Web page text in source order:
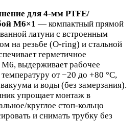
для 4‑мм PTFE/
M6×1 — компактный прямой
латуни с встроенным
на резьбе (O‑ring) и стальной
герметичное
выдерживает рабочее
от −20 до +80 °C,
и воды (без замерзания).
упрощает монтаж в
круглое стоп‑кольцо
и снимать трубку без